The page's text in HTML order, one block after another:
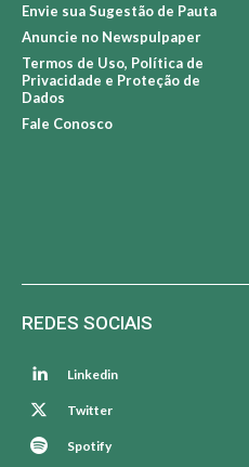
Envie sua Sugestão de Pauta
Anuncie no Newspulpaper
Termos de Uso, Política de
Privacidade e Proteção de
Dados
Fale Conosco
REDES SOCIAIS
Linkedin
Twitter
Spotify